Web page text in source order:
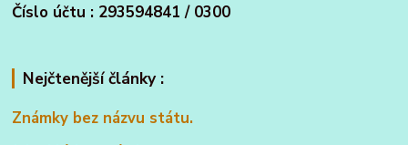
Číslo účtu : 293594841 / 0300
Nejčtenější články :
Známky bez názvu státu.